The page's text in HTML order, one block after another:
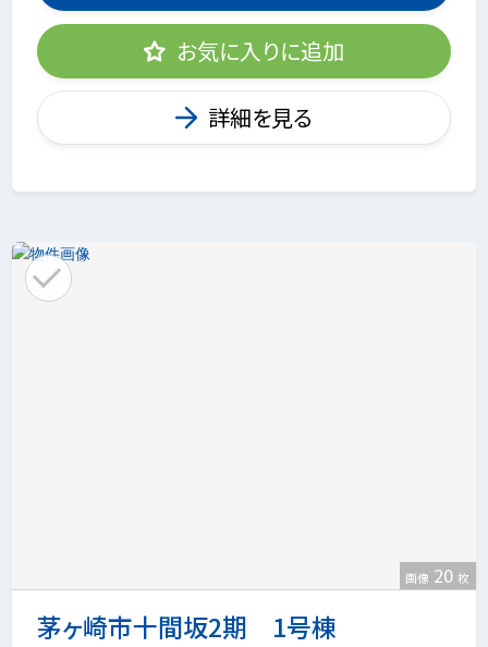
お気に入りに追加
詳細を見る
茅ヶ崎市十間坂2期 1号棟
画像 20 枚